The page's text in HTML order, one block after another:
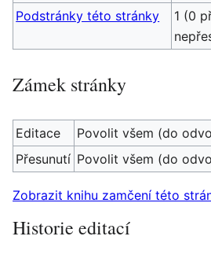
Podstránky této stránky
1 (0
Zámek stránky
Editace
Povolit všem (do
Přesunutí Povolit všem (do
Zobrazit knihu zamčení této
Historie editací